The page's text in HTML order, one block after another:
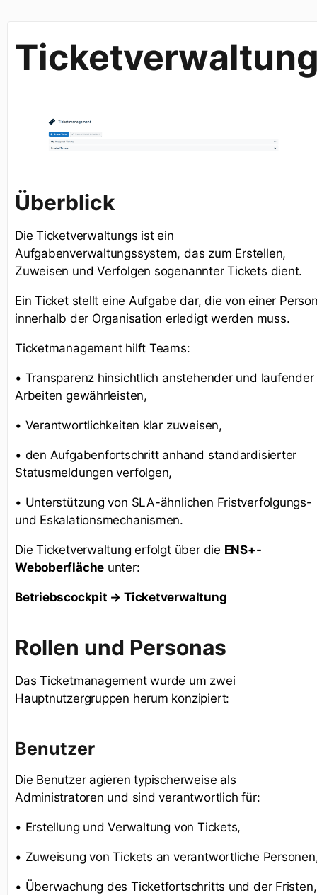
Überblick
Die Ticketverwaltungs ist ein
Aufgabenverwaltungssystem, das zum Erstellen,
Zuweisen und Verfolgen sogenannter Tickets dient.
Ein Ticket stellt eine Aufgabe dar, die von einer
innerhalb der Organisation erledigt werden muss.
Ticketmanagement hilft Teams:
• Transparenz hinsichtlich anstehender und laufender
Arbeiten gewährleisten,
• Verantwortlichkeiten klar zuweisen,
• den Aufgabenfortschritt anhand standardisierter
Statusmeldungen verfolgen,
• Unterstützung von SLA-ähnlichen Fristverfolgungs-
und Eskalationsmechanismen.
Die Ticketverwaltung erfolgt über die ENS+-
Weboberfläche unter:
Betriebscockpit → Ticketverwaltung
Rollen und Personas
Das Ticketmanagement wurde um zwei
Hauptnutzergruppen herum konzipiert:
Benutzer
Die Benutzer agieren typischerweise als
Administratoren und sind verantwortlich für:
• Erstellung und Verwaltung von Tickets,
• Zuweisung von Tickets an verantwortliche
• Überwachung des Ticketfortschritts und der Fristen,